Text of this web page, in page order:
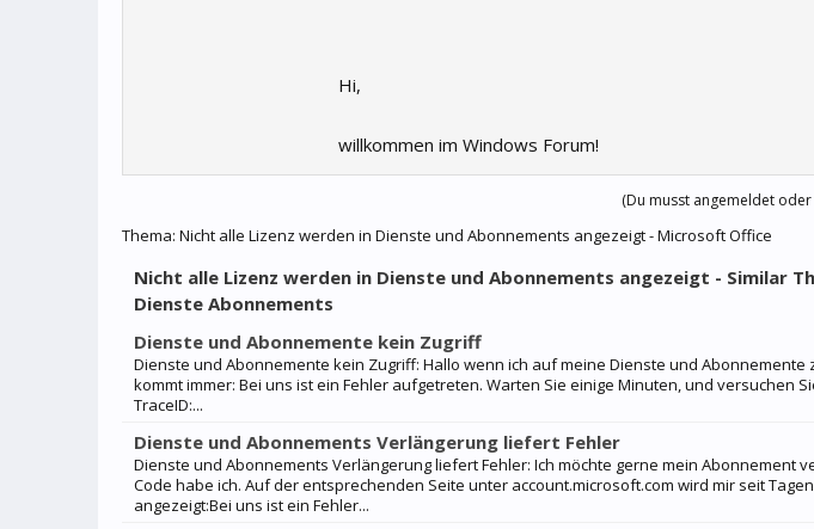
Hi,
willkommen im Windows Forum!
(Du musst angemeldet
Thema: Nicht alle Lizenz werden in Dienste und Abonnements angezeigt - Microsoft Office
Nicht alle Lizenz werden in Dienste und Abonnements angezeigt - Similar
Dienste Abonnements
Dienste und Abonnemente kein Zugriff
Dienste und Abonnemente kein Zugriff: Hallo wenn ich auf meine Dienste und Abonnemente
kommt immer: Bei uns ist ein Fehler aufgetreten. Warten Sie einige Minuten, und versuchen
TraceID:...
Dienste und Abonnements Verlängerung liefert Fehler
Dienste und Abonnements Verlängerung liefert Fehler: Ich möchte gerne mein Abonnement
Code habe ich. Auf der entsprechenden Seite unter account.microsoft.com wird mir seit
angezeigt:Bei uns ist ein Fehler...